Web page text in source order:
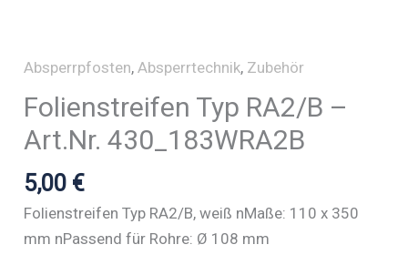
Absperrpfosten,Absperrtechnik, Zubehör
Folienstreifen Typ RA2/B –
Art.Nr. 430_183WRA2B
5,00 €
Folienstreifen Typ RA2/B, weiß nMaße: 110 x 350
mm nPassend für Rohre: Ø 108 mm